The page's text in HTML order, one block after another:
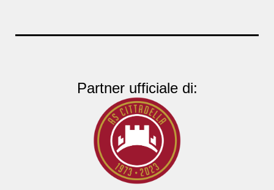
Partner ufficiale di: